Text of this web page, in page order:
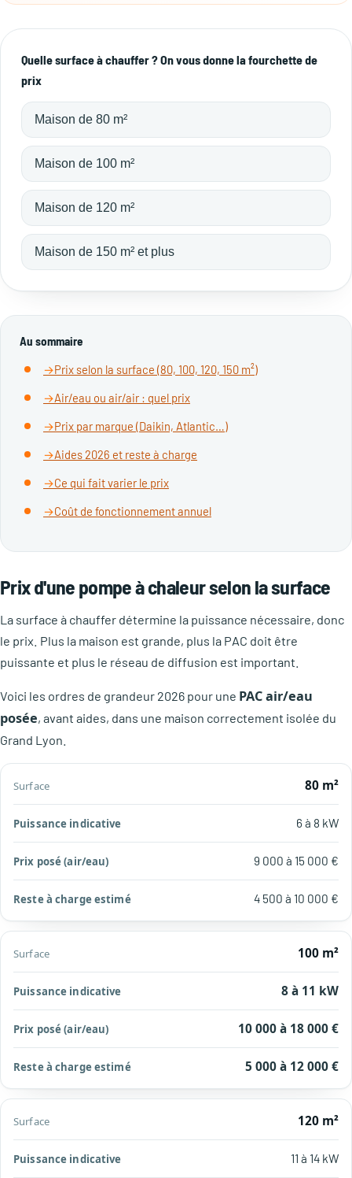
Quelle surface à chauffer ? On vous donne la fourchette de
prix
Maison de 80 m²
Maison de 100 m²
Maison de 120 m²
Maison de 150 m² et plus
Au sommaire
Prix selon la surface (80, 100, 120, 150 m²)
Air/eau ou air/air : quel prix
Prix par marque (Daikin, Atlantic…)
Aides 2026 et reste à charge
Ce qui fait varier le prix
Coût de fonctionnement annuel
Prix d'une pompe à chaleur selon la surface
La surface à chauffer détermine la puissance nécessaire, donc
le prix. Plus la maison est grande, plus la PAC doit être
puissante et plus le réseau de diffusion est important.
Voici les ordres de grandeur 2026 pour une PAC air/eau
posée, avant aides, dans une maison correctement isolée du
Grand Lyon.
Surface
indicative
posé
80 m²
6 à 8 kW
9 000 à 15 000 €
4 500 à 10 000 €
100 m²
8 à 11 kW
10 000 à 18 000 €
5 000 à 12 000 €
120 m²
11 à 14 kW